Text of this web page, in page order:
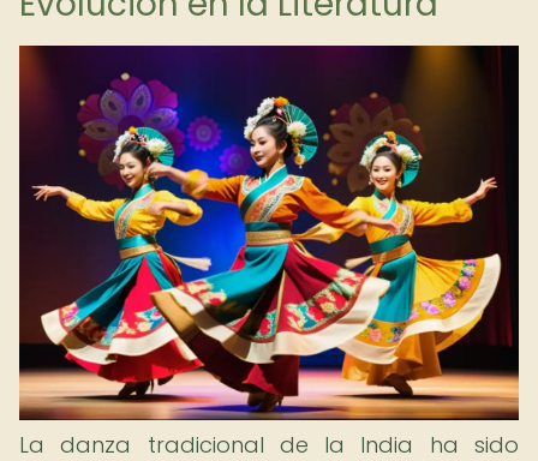
La danza tradicional de la India ha sido